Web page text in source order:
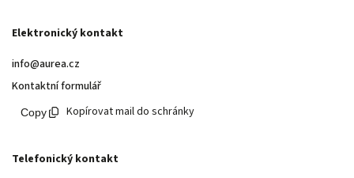
Elektronický kontakt
info@aurea.cz
Kontaktní formulář
Kopírovat mail do schránky
Telefonický kontakt